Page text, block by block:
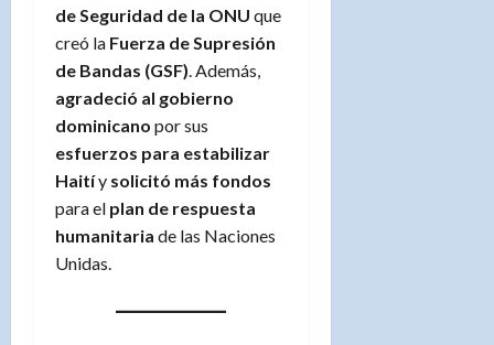
de Seguridad de la ONU que
creó la Fuerza de Supresión
de Bandas (GSF). Además,
agradeció al gobierno
dominicano por sus
esfuerzos para estabilizar
Haitíy solicitó más fondos
para el plan de respuesta
humanitaria de las Naciones
Unidas.